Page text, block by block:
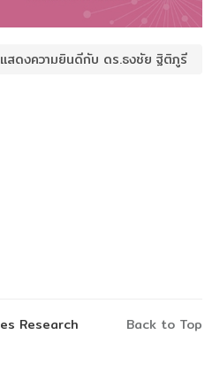
สดงความยินดีกับ ดร.ธงชัย ฐิติภูรี
Back to Top
Research